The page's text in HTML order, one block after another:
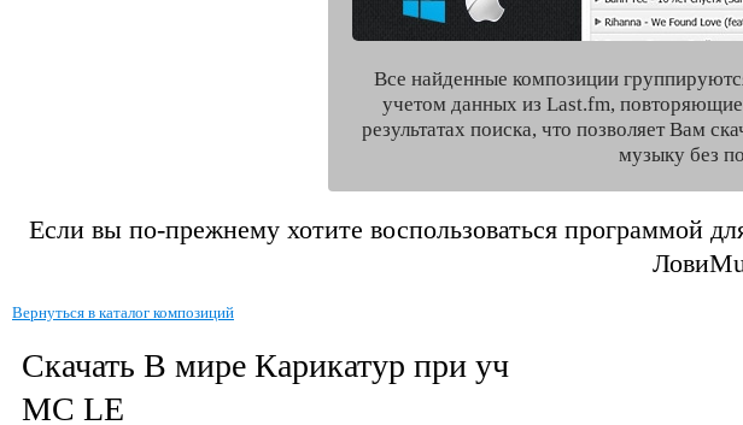
Все найденные композиции
учетом данных из Last.fm,
результатах поиска, что позволяет Вам
музыку без
Если вы по-прежнему хотите воспользоваться программой
Вернуться в каталог композиций
Скачать В мире Карикатур при уч
MC LE